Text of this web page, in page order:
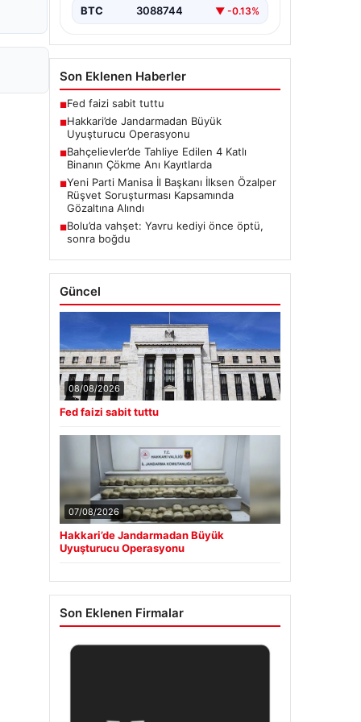
BTC 3088744 ▼ -0.13%
Son Eklenen Haberler
■Fed faizi sabit tuttu
■Hakkari’de Jandarmadan Büyük
Uyuşturucu Operasyonu
■Bahçelievler’de Tahliye Edilen 4 Katlı
Binanın Çökme Anı Kayıtlarda
■Yeni Parti Manisa İl Başkanı İlksen Özalper
Rüşvet Soruşturması Kapsamında
Gözaltına Alındı
■Bolu’da vahşet: Yavru kediyi önce öptü,
sonra boğdu
Güncel
08/08/2026
Fed faizi sabit tuttu
07/08/2026
Hakkari’de Jandarmadan Büyük
Uyuşturucu Operasyonu
Son Eklenen Firmalar